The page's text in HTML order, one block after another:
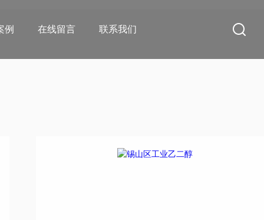
例 在线留言 联系我们